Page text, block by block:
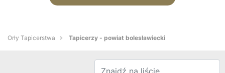
Orły Tapicerstwa Tapicerzy - powiat bolesławiecki